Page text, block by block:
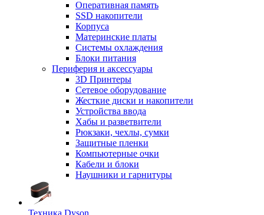
Оперативная память
SSD накопители
Корпуса
Материнские платы
Системы охлаждения
Блоки питания
Периферия и аксессуары
3D Принтеры
Сетевое оборудование
Жесткие диски и накопители
Устройства ввода
Хабы и разветвители
Рюкзаки, чехлы, сумки
Защитные пленки
Компьютерные очки
Кабели и блоки
Наушники и гарнитуры
Техника Dyson